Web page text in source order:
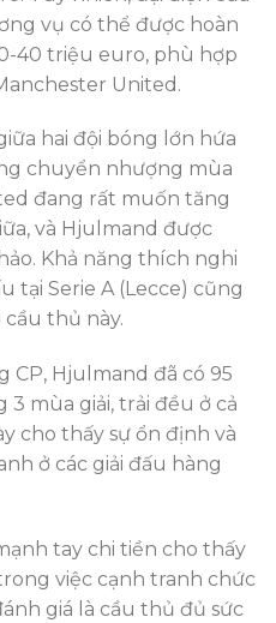
vụ có thể được hoàn
40 triệu euro, phù hợp
United.
hai đội bóng lớn hứa
chuyển nhượng mùa
đang rất muốn tăng
và Hjulmand được
Khả năng thích nghi
tại Serie A (Lecce) cũng
cầu thủ này.
CP, Hjulmand đã có 95
3 mùa giải, trải đều ở cả
cho thấy sự ổn định và
ở các giải đấu hàng
tay chi tiền cho thấy
việc cạnh tranh chức
giá là cầu thủ đủ sức